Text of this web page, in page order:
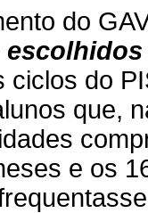
do
do
que,
e os